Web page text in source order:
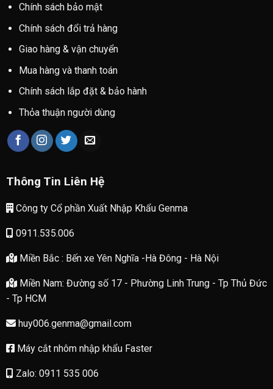
Chính sách bảo mật
Chính sách đổi trả hàng
Giao hàng & vận chuyển
Mua hàng và thanh toán
Chính sách lắp đặt & bảo hành
Thỏa thuận người dùng
Thông Tin Liên Hệ
Công ty Cổ phần Xuất Nhập Khẩu Genma
0911.535.006
Miền Bắc : Bến xe Yên Nghĩa -Hà Đông - Hà Nội
Miền Nam: Đường số 17 - Phường Linh Trung - Tp Thủ Đức
- Tp HCM
huy006.genma@gmail.com
Máy cắt nhôm nhập khẩu Faster
Zalo: 0911 535 006